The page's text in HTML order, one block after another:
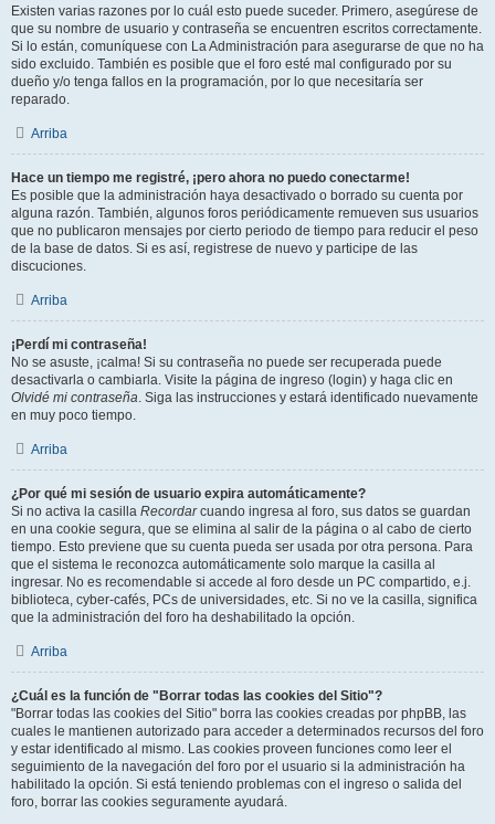
Existen varias razones por lo cuál esto puede suceder. Primero, asegúrese de
que su nombre de usuario y contraseña se encuentren escritos correctamente.
Si lo están, comuníquese con La Administración para asegurarse de que no ha
sido excluido. También es posible que el foro esté mal configurado por su
dueño y/o tenga fallos en la programación, por lo que necesitaría ser
reparado.
Arriba
Hace un tiempo me registré, ¡pero ahora no puedo conectarme!
Es posible que la administración haya desactivado o borrado su cuenta por
alguna razón. También, algunos foros periódicamente remueven sus usuarios
que no publicaron mensajes por cierto periodo de tiempo para reducir el peso
de la base de datos. Si es así, registrese de nuevo y participe de las
discuciones.
Arriba
¡Perdí mi contraseña!
No se asuste, ¡calma! Si su contraseña no puede ser recuperada puede
desactivarla o cambiarla. Visite la página de ingreso (login) y haga clic en
Olvidé mi contraseña. Siga las instrucciones y estará identificado nuevamente
en muy poco tiempo.
Arriba
¿Por qué mi sesión de usuario expira automáticamente?
Si no activa la casilla Recordarcuando ingresa al foro, sus datos se guardan
en una cookie segura, que se elimina al salir de la página o al cabo de cierto
tiempo. Esto previene que su cuenta pueda ser usada por otra persona. Para
que el sistema le reconozca automáticamente solo marque la casilla al
ingresar. No es recomendable si accede al foro desde un PC compartido, e.j.
biblioteca, cyber-cafés, PCs de universidades, etc. Si no ve la casilla, significa
que la administración del foro ha deshabilitado la opción.
Arriba
¿Cuál es la función de "Borrar todas las cookies del Sitio"?
"Borrar todas las cookies del Sitio" borra las cookies creadas por phpBB, las
cuales le mantienen autorizado para acceder a determinados recursos del foro
y estar identificado al mismo. Las cookies proveen funciones como leer el
seguimiento de la navegación del foro por el usuario si la administración ha
habilitado la opción. Si está teniendo problemas con el ingreso o salida del
foro, borrar las cookies seguramente ayudará.